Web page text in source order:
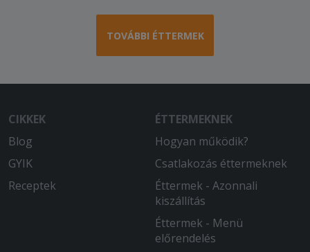
volt. Hamar megkaptam, a futár
kedves, udvarias volt. Köszönöm.
TOVÁBBI ÉTTERMEK
CIKKEK
Blog
GYIK
Receptek
ÉTTERMEKNEK
Hogyan működik?
Csatlakozás éttermeknek
Éttermek - Azonnali
kiszállítás
Éttermek - Menü
előrendelés